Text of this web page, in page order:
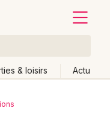
& loisirs Actu